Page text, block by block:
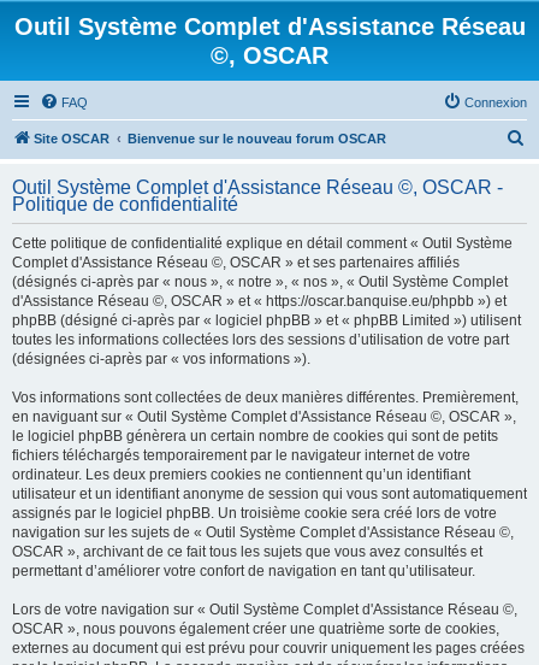
Outil Système Complet d'Assistance Réseau
©, OSCAR
FAQ Connexion
Site OSCAR Bienvenue sur le nouveau forum OSCAR
h
Outil Système Complet d'Assistance Réseau ©, OSCAR -
Politique de confidentialité
Cette politique de confidentialité explique en détail comment « Outil Système
Complet d'Assistance Réseau ©, OSCAR » et ses partenaires affiliés
(désignés ci-après par « nous », « notre », « nos », « Outil Système Complet
d'Assistance Réseau ©, OSCAR » et « https://oscar.banquise.eu/phpbb ») et
phpBB (désigné ci-après par « logiciel phpBB » et « phpBB Limited ») utilisent
toutes les informations collectées lors des sessions d’utilisation de votre part
(désignées ci-après par « vos informations »).
Vos informations sont collectées de deux manières différentes. Premièrement,
en naviguant sur « Outil Système Complet d'Assistance Réseau ©, OSCAR »,
le logiciel phpBB génèrera un certain nombre de cookies qui sont de petits
fichiers téléchargés temporairement par le navigateur internet de votre
ordinateur. Les deux premiers cookies ne contiennent qu’un identifiant
utilisateur et un identifiant anonyme de session qui vous sont automatiquement
assignés par le logiciel phpBB. Un troisième cookie sera créé lors de votre
navigation sur les sujets de « Outil Système Complet d'Assistance Réseau ©,
OSCAR », archivant de ce fait tous les sujets que vous avez consultés et
permettant d’améliorer votre confort de navigation en tant qu’utilisateur.
Lors de votre navigation sur « Outil Système Complet d'Assistance Réseau ©,
OSCAR », nous pouvons également créer une quatrième sorte de cookies,
externes au document qui est prévu pour couvrir uniquement les pages créées